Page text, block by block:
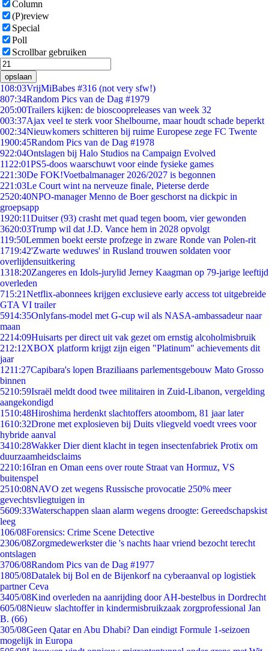
Column
(P)review
Special
Poll
Scrollbar gebruiken
opslaan
108:03VrijMiBabes #316 (not very sfw!)
807:34Random Pics van de Dag #1979
205:00Trailers kijken: de bioscoopreleases van week 32
003:37Ajax veel te sterk voor Shelbourne, maar houdt schade beperkt
002:34Nieuwkomers schitteren bij ruime Europese zege FC Twente
1900:45Random Pics van de Dag #1978
922:04Ontslagen bij Halo Studios na Campaign Evolved
11 22:01PS5-doos waarschuwt voor einde fysieke games
221:30De FOK!Voetbalmanager 2026/2027 is begonnen
221:03Le Court wint na nerveuze finale, Pieterse derde
2520:40NPO-manager Menno de Boer geschorst na dickpic in
groepsapp
1920:11Duitser (93) crasht met quad tegen boom, vier gewonden
3620:03Trump wil dat J.D. Vance hem in 2028 opvolgt
119:50Lemmen boekt eerste profzege in zware Ronde van Polen-rit
1719:42'Zwarte weduwes' in Rusland trouwen soldaten voor
overlijdensuitkering
1318:20Zangeres en Idols-jurylid Jerney Kaagman op 79-jarige leeftijd
overleden
715:21Netflix-abonnees krijgen exclusieve early access tot uitgebreide
GTA VI trailer
5914:35Onlyfans-model met G-cup wil als NASA-ambassadeur naar
maan
2214:09Huisarts per direct uit vak gezet om ernstig alcoholmisbruik
212:12XBOX platform krijgt zijn eigen "Platinum" achievements dit
jaar
1211:27Capibara's lopen Braziliaans parlementsgebouw Mato Grosso
binnen
5210:59Israël meldt dood twee militairen in Zuid-Libanon, vergelding
aangekondigd
1510:48Hiroshima herdenkt slachtoffers atoombom, 81 jaar later
1610:32Drone met explosieven bij Duits vliegveld voedt vrees voor
hybride aanval
3410:28Wakker Dier dient klacht in tegen insectenfabriek Protix om
duurzaamheidsclaims
2210:16Iran en Oman eens over route Straat van Hormuz, VS
buitenspel
2510:08NAVO zet wegens Russische provocatie 250% meer
gevechtsvliegtuigen in
5609:33Waterschappen slaan alarm wegens droogte: Gereedschapskist
leeg
106/08Forensics: Crime Scene Detective
2306/08Zorgmedewerkster die 's nachts haar vriend bezocht terecht
ontslagen
3706/08Random Pics van de Dag #1977
1805/08Datalek bij Bol en de Bijenkorf na cyberaanval op logistiek
partner Ceva
3405/08Kind overleden na aanrijding door AH-bestelbus in Dordrecht
605/08Nieuw slachtoffer in kindermisbruikzaak zorgprofessional Jan
B. (66)
305/08Geen Qatar en Abu Dhabi? Dan eindigt Formule 1-seizoen
mogelijk in Europa